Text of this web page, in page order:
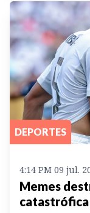
DEPORTES
4:14 PM 09 jul.
Memes